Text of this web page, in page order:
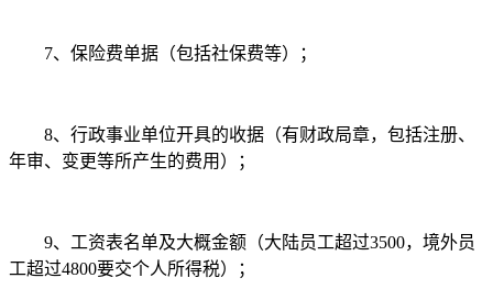
7、保险费单据（包括社保费等）；
8、行政事业单位开具的收据（有财政局章，包括注册、
年审、变更等所产生的费用）；
9、工资表名单及大概金额（大陆员工超过3500，境外员
工超过4800要交个人所得税）；